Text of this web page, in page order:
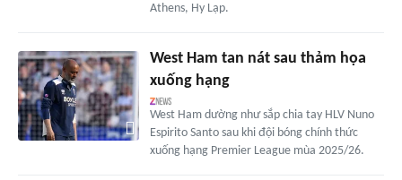
Athens, Hy Lạp.
West Ham tan nát sau thảm họa
xuống hạng
West Ham dường như sắp chia tay HLV Nuno
Espirito Santo sau khi đội bóng chính thức
xuống hạng Premier League mùa 2025/26.